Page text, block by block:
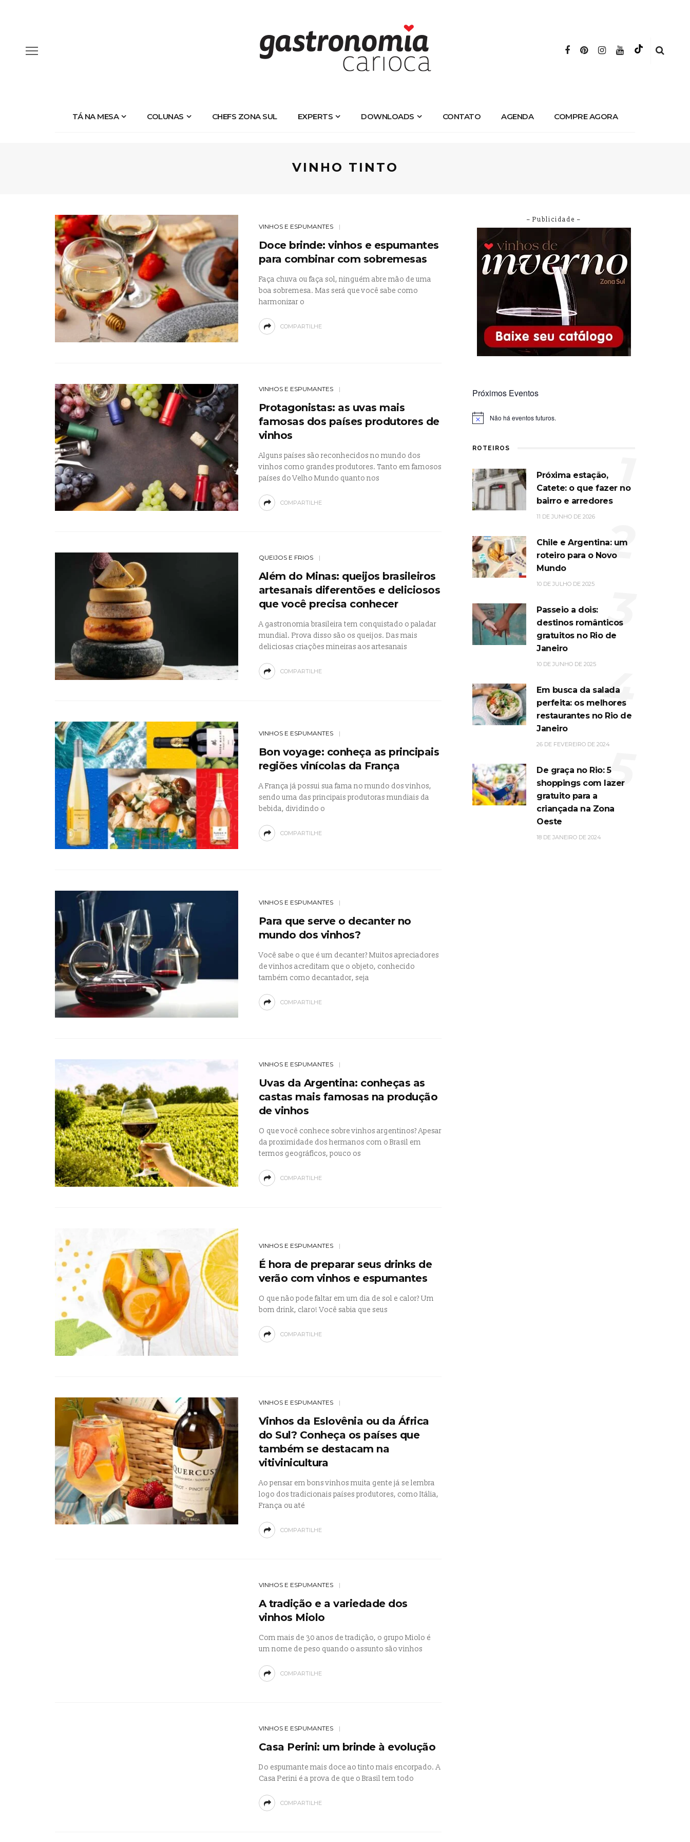
TÁ NA MESA COLUNAS CHEFS ZONA SUL EXPERTS DOWNLOADS CONTATO AGENDA COMPRE AGORA
VINHO TINTO
VINHOS E ESPUMANTES
Doce brinde: vinhos e espumantes
para combinar com sobremesas
Faça chuva ou faça sol, ninguém abre mão de uma
boa sobremesa. Mas será que você sabe como
harmonizar o
COMPARTILHE
VINHOS E ESPUMANTES
Protagonistas: as uvas mais
famosas dos países produtores de
vinhos
Alguns países são reconhecidos no mundo dos
vinhos como grandes produtores. Tanto em famosos
países do Velho Mundo quanto nos
COMPARTILHE
QUEIJOS E FRIOS
Além do Minas: queijos brasileiros
artesanais diferentões e deliciosos
que você precisa conhecer
A gastronomia brasileira tem conquistado o paladar
mundial. Prova disso são os queijos. Das mais
deliciosas criações mineiras aos artesanais
COMPARTILHE
VINHOS E ESPUMANTES
Bon voyage: conheça as principais
regiões vinícolas da França
A França já possui sua fama no mundo dos vinhos,
sendo uma das principais produtoras mundiais da
bebida, dividindo o
COMPARTILHE
VINHOS E ESPUMANTES
Para que serve o decanter no
mundo dos vinhos?
Você sabe o que é um decanter? Muitos apreciadores
de vinhos acreditam que o objeto, conhecido
também como decantador, seja
COMPARTILHE
VINHOS E ESPUMANTES
Uvas da Argentina: conheças as
castas mais famosas na produção
de vinhos
O que você conhece sobre vinhos argentinos? Apesar
da proximidade dos hermanos com o Brasil em
termos geográficos, pouco os
COMPARTILHE
VINHOS E ESPUMANTES
É hora de preparar seus drinks de
verão com vinhos e espumantes
O que não pode faltar em um dia de sol e calor? Um
bom drink, claro! Você sabia que seus
COMPARTILHE
VINHOS E ESPUMANTES
Vinhos da Eslovênia ou da África
do Sul? Conheça os países que
também se destacam na
vitivinicultura
Ao pensar em bons vinhos muita gente já se lembra
logo dos tradicionais países produtores, como Itália,
França ou até
COMPARTILHE
VINHOS E ESPUMANTES
A tradição e a variedade dos
vinhos Miolo
Com mais de 30 anos de tradição, o grupo Miolo é
um nome de peso quando o assunto são vinhos
COMPARTILHE
VINHOS E ESPUMANTES
Casa Perini: um brinde à evolução
Do espumante mais doce ao tinto mais encorpado. A
Casa Perini é a prova de que o Brasil tem todo
COMPARTILHE
– Publicidade –
Próximos Eventos
Notice Não há eventos futuros.
ROTEIROS
Próxima estação,
Catete: o que fazer no
bairro e arredores
11 DE JUNHO DE 2026
1
Chile e Argentina: um
roteiro para o Novo
Mundo
10 DE JULHO DE 2025
2
Passeio a dois:
destinos românticos
gratuitos no Rio de
Janeiro
10 DE JUNHO DE 2025
3
Em busca da salada
perfeita: os melhores
restaurantes no Rio de
Janeiro
26 DE FEVEREIRO DE 2024
4
De graça no Rio: 5
shoppings com lazer
gratuito para a
criançada na Zona
Oeste
18 DE JANEIRO DE 2024
5